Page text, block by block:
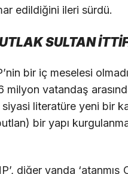
edildiğini ileri sürdü.
SULTAN
bir iç meselesi
milyon vatandaş
literatüre yeni bir
bir yapı
diğer yanda ‘atanmış